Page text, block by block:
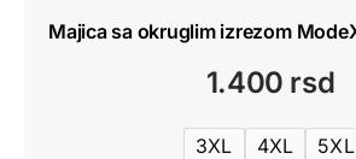
1.400 rsd
3XL 4XL 5XL